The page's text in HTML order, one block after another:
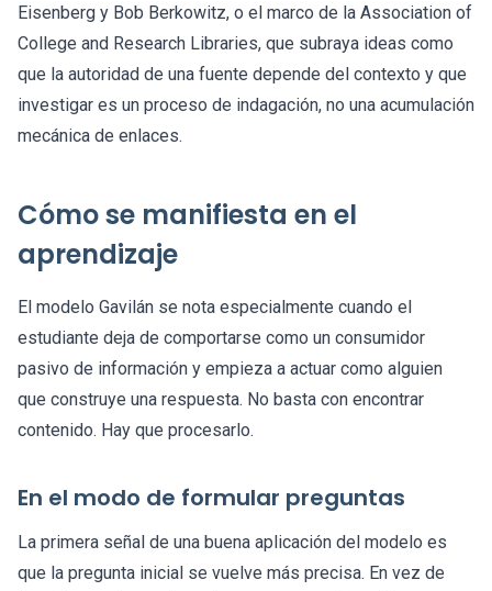
Eisenberg y Bob Berkowitz, o el marco de la Association of
College and Research Libraries, que subraya ideas como
que la autoridad de una fuente depende del contexto y que
investigar es un proceso de indagación, no una acumulación
mecánica de enlaces.
Cómo se manifiesta en el
aprendizaje
El modelo Gavilán se nota especialmente cuando el
estudiante deja de comportarse como un consumidor
pasivo de información y empieza a actuar como alguien
que construye una respuesta. No basta con encontrar
contenido. Hay que procesarlo.
En el modo de formular preguntas
La primera señal de una buena aplicación del modelo es
que la pregunta inicial se vuelve más precisa. En vez de